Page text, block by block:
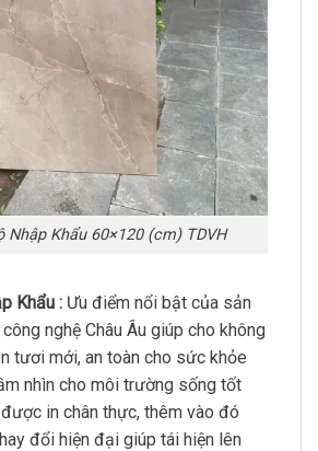
Nhập Khẩu 60×120 (cm) TDVH
Khẩu : Ưu điểm nổi bật của sản
nghệ Châu Âu giúp cho không
tươi mới, an toàn cho sức khỏe
nhìn cho môi trường sống tốt
in chân thực, thêm vào đó
đổi hiện đại giúp tái hiện lên